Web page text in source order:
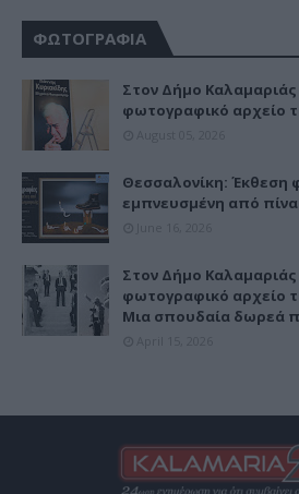
ΦΩΤΟΓΡΑΦΙΑ
Στον Δήμο
φωτογραφικό αρχείο
Θεσσαλονίκη: Έκθεση
εμπνευσμένη από
Στον Δήμο
φωτογραφικό αρχείο
Μια σπουδαία δωρεά